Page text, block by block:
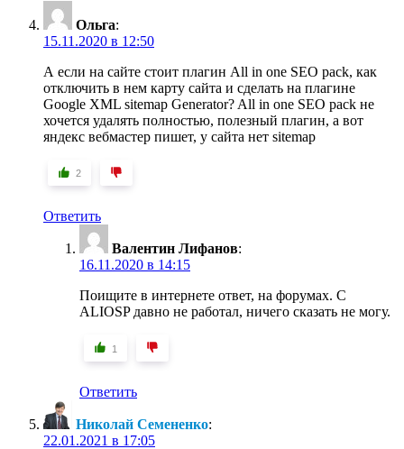
Ольга:
15.11.2020 в 12:50
А если на сайте стоит плагин All in one SEO pack, как
отключить в нем карту сайта и сделать на плагине
Google XML sitemap Generator? All in one SEO pack не
хочется удалять полностью, полезный плагин, а вот
яндекс вебмастер пишет, у сайта нет sitemap
2
Ответить
Валентин Лифанов:
16.11.2020 в 14:15
Поищите в интернете ответ, на форумах. С
ALIOSP давно не работал, ничего сказать не могу.
1
Ответить
Николай Семененко:
22.01.2021 в 17:05